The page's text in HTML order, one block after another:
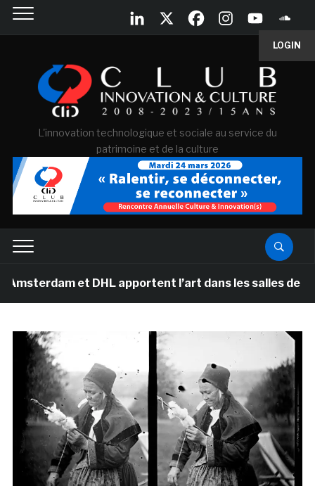
LOGIN
L'innovation technologique et sociale au service du
patrimoine et de la culture
et DHL apportent l’art dans les salles de classe